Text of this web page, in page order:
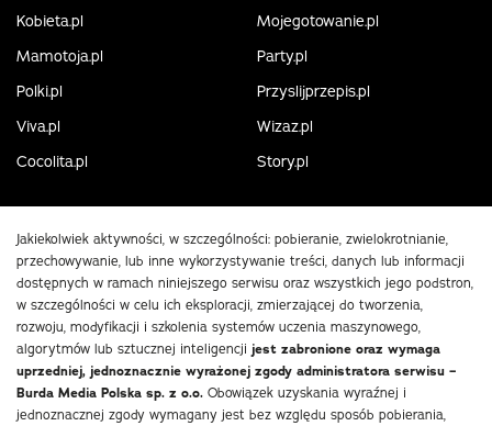
Kobieta.pl
Mojegotowanie.pl
Mamotoja.pl
Party.pl
Polki.pl
Przyslijprzepis.pl
Viva.pl
Wizaz.pl
Cocolita.pl
Story.pl
Jakiekolwiek aktywności, w szczególności: pobieranie, zwielokrotnianie,
przechowywanie, lub inne wykorzystywanie treści, danych lub informacji
dostępnych w ramach niniejszego serwisu oraz wszystkich jego podstron,
w szczególności w celu ich eksploracji, zmierzającej do tworzenia,
rozwoju, modyfikacji i szkolenia systemów uczenia maszynowego,
algorytmów lub sztucznej inteligencji jest zabronione oraz wymaga
uprzedniej, jednoznacznie wyrażonej zgody administratora serwisu –
Burda Media Polska sp. z o.o. Obowiązek uzyskania wyraźnej i
jednoznacznej zgody wymagany jest bez względu sposób pobierania,